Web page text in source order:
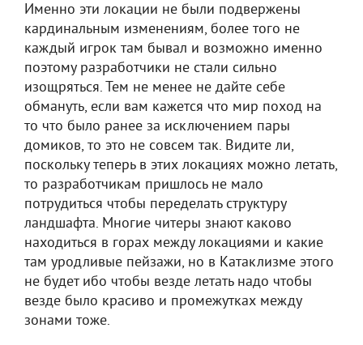
Именно эти локации не были подвержены
кардинальным изменениям, более того не
каждый игрок там бывал и возможно именно
поэтому разработчики не стали сильно
изощряться. Тем не менее не дайте себе
обмануть, если вам кажется что мир поход на
то что было ранее за исключением пары
домиков, то это не совсем так. Видите ли,
поскольку теперь в этих локациях можно летать,
то разработчикам пришлось не мало
потрудиться чтобы переделать структуру
ландшафта. Многие читеры знают каково
находиться в горах между локациями и какие
там уродливые пейзажи, но в Катаклизме этого
не будет ибо чтобы везде летать надо чтобы
везде было красиво и промежутках между
зонами тоже.